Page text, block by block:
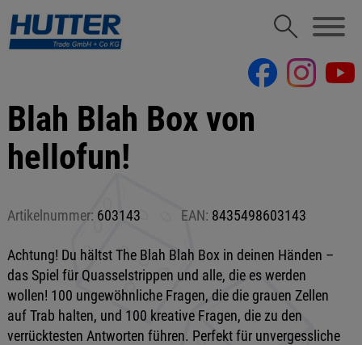
Blah Blah Box von
hellofun!
Artikelnummer: 603143 EAN: 8435498603143
Achtung! Du hältst The Blah Blah Box in deinen Händen –
das Spiel für Quasselstrippen und alle, die es werden
wollen! 100 ungewöhnliche Fragen, die die grauen Zellen
auf Trab halten, und 100 kreative Fragen, die zu den
verrücktesten Antworten führen. Perfekt für unvergessliche